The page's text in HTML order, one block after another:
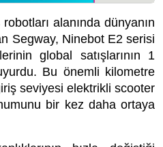
alanında dünyanın
Segway, Ninebot E2 serisi
global satışlarının 1
Bu önemli kilometre
seviyesi elektrikli scooter
bir kez daha ortaya